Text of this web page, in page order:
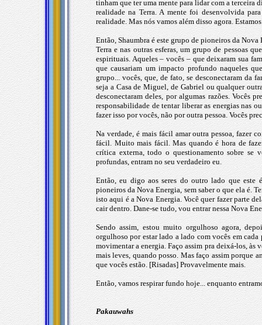
tinham que ter uma mente para lidar com a terceira
realidade na Terra. A mente foi desenvolvida
realidade. Mas nós vamos além disso agora.
Então, Shaumbra é este grupo de pioneiros da
Terra e nas outras esferas, um grupo de pessoas
espirituais. Aqueles – vocês – que deixaram sua
que causariam um impacto profundo naqueles
grupo... vocês, que, de fato, se desconectaram da
seja a Casa de Miguel, de Gabriel ou qualquer
desconectaram deles, por algumas razões. Vocês
responsabilidade de tentar liberar as energias nas
fazer isso por vocês, não por outra pessoa. Vocês
Na verdade, é mais fácil amar outra pessoa, fazer
fácil. Muito mais fácil. Mas quando é hora de
crítica externa, todo o questionamento sobre se
profundas, entram no seu verdadeiro eu.
Então, eu digo aos seres do outro lado que este
pioneiros da Nova Energia, sem saber o que ela é.
isto aqui é a Nova Energia. Você quer fazer parte
cair dentro. Dane-se tudo, vou entrar nessa Nova
Sendo assim, estou muito orgulhoso agora,
orgulhoso por estar lado a lado com vocês em
movimentar a energia. Faço assim pra deixá-los, às
mais leves, quando posso. Mas faço assim porque
que vocês estão. [Risadas] Provavelmente mais.
Então, vamos respirar fundo hoje... enquanto
Pakauwahs